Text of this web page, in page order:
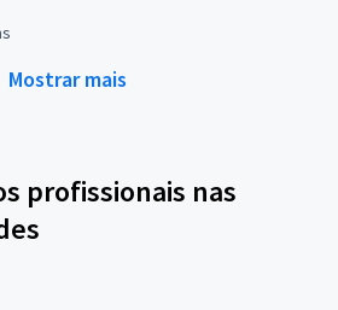
Mostrar mais
profissionais nas